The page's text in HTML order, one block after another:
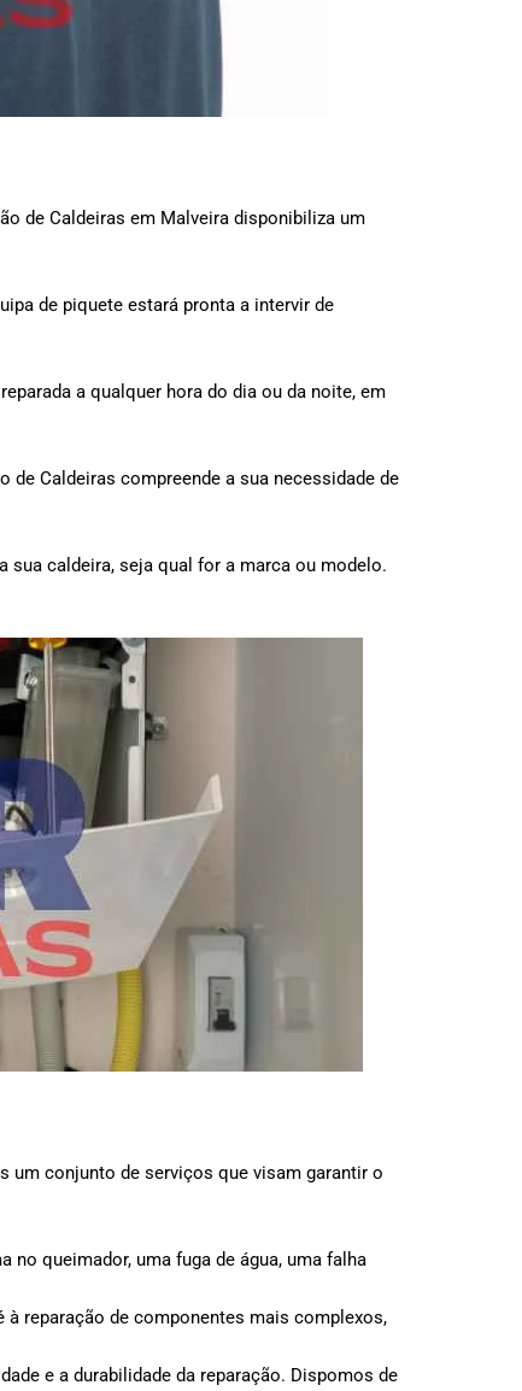
de Caldeiras em Malveira disponibiliza um
de piquete estará pronta a intervir de
a qualquer hora do dia ou da noite, em
de Caldeiras compreende a sua necessidade de
caldeira, seja qual for a marca ou modelo.
um conjunto de serviços que visam garantir o
queimador, uma fuga de água, uma falha
reparação de componentes mais complexos,
e a durabilidade da reparação. Dispomos de